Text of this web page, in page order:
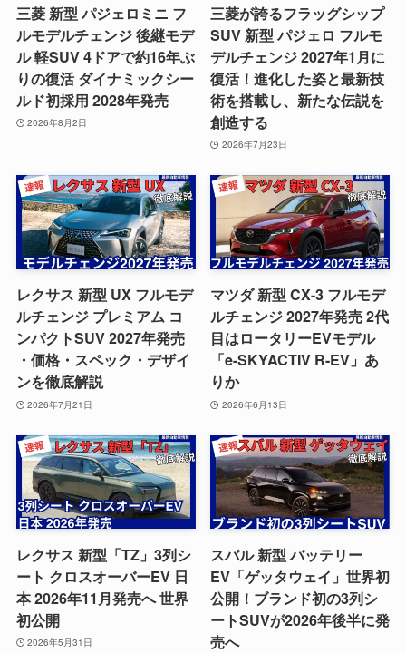
三菱 新型 パジェロミニ フ
ルモデルチェンジ 後継モデ
ル 軽SUV 4ドアで約16年ぶ
りの復活 ダイナミックシー
ルド初採用 2028年発売
2026年8月2日
三菱が誇るフラッグシップ
SUV 新型 パジェロ フルモ
デルチェンジ 2027年1月に
復活！進化した姿と最新技
術を搭載し、新たな伝説を
創造する
2026年7月23日
レクサス 新型 UX フルモデ
ルチェンジ プレミアム コ
ンパクトSUV 2027年発売
・価格・スペック・デザイ
ンを徹底解説
2026年7月21日
マツダ 新型 CX-3 フルモデ
ルチェンジ 2027年発売 2代
目はロータリーEVモデル
「e-SKYACTIV R-EV」あ
りか
2026年6月13日
レクサス 新型「TZ」3列シ
ート クロスオーバーEV 日
本 2026年11月発売へ 世界
初公開
2026年5月31日
スバル 新型 バッテリー
EV「ゲッタウェイ」世界初
公開！ブランド初の3列シ
ートSUVが2026年後半に発
売へ